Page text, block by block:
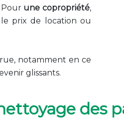
Pour une copropriété,
prix de location ou
notamment en ce
glissants.
des